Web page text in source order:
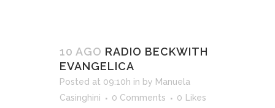
10 AGO RADIO BECKWITH
EVANGELICA
Posted at 09:10h in by Manuela
Casinghini
0 Comments 0 Likes